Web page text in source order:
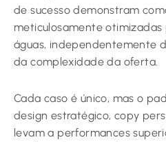
de sucesso demonstram
meticulosamente
águas, independentemente
da complexidade da oferta.
Cada caso é único, mas o
design estratégico, copy
levam a performances